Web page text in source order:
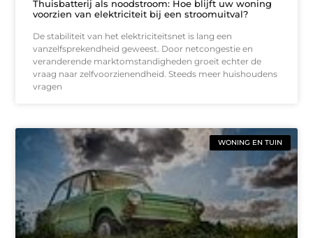
Thuisbatterij als noodstroom: Hoe blijft uw woning
voorzien van elektriciteit bij een stroomuitval?
De stabiliteit van het elektriciteitsnet is lang een
vanzelfsprekendheid geweest. Door netcongestie en
veranderende marktomstandigheden groeit echter de
vraag naar zelfvoorzienendheid. Steeds meer huishoudens
vragen
WONING EN TUIN